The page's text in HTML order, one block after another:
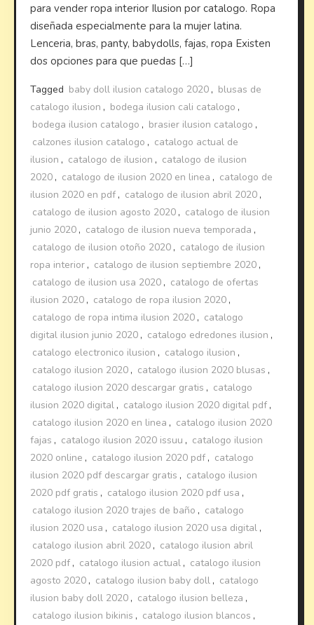
para vender ropa interior Ilusion por catalogo. Ropa
diseñada especialmente para la mujer latina.
Lenceria, bras, panty, babydolls, fajas, ropa Existen
dos opciones para que puedas […]
Tagged baby doll ilusion catalogo 2020 , blusas de
catalogo ilusion , bodega ilusion cali catalogo ,
bodega ilusion catalogo , brasier ilusion catalogo ,
calzones ilusion catalogo , catalogo actual de
ilusion , catalogo de ilusion , catalogo de ilusion
2020 , catalogo de ilusion 2020 en linea , catalogo de
ilusion 2020 en pdf , catalogo de ilusion abril 2020 ,
catalogo de ilusion agosto 2020 , catalogo de ilusion
junio 2020 , catalogo de ilusion nueva temporada ,
catalogo de ilusion otoño 2020 , catalogo de ilusion
ropa interior , catalogo de ilusion septiembre 2020 ,
catalogo de ilusion usa 2020 , catalogo de ofertas
ilusion 2020 , catalogo de ropa ilusion 2020 ,
catalogo de ropa intima ilusion 2020 , catalogo
digital ilusion junio 2020 , catalogo edredones ilusion ,
catalogo electronico ilusion , catalogo ilusion ,
catalogo ilusion 2020 , catalogo ilusion 2020 blusas ,
catalogo ilusion 2020 descargar gratis , catalogo
ilusion 2020 digital , catalogo ilusion 2020 digital pdf ,
catalogo ilusion 2020 en linea , catalogo ilusion 2020
fajas , catalogo ilusion 2020 issuu , catalogo ilusion
2020 online , catalogo ilusion 2020 pdf , catalogo
ilusion 2020 pdf descargar gratis , catalogo ilusion
2020 pdf gratis , catalogo ilusion 2020 pdf usa ,
catalogo ilusion 2020 trajes de baño , catalogo
ilusion 2020 usa , catalogo ilusion 2020 usa digital ,
catalogo ilusion abril 2020 , catalogo ilusion abril
2020 pdf , catalogo ilusion actual , catalogo ilusion
agosto 2020 , catalogo ilusion baby doll , catalogo
ilusion baby doll 2020 , catalogo ilusion belleza ,
catalogo ilusion bikinis , catalogo ilusion blancos ,